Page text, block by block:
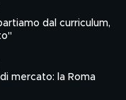
dal curriculum,
mercato: la Roma